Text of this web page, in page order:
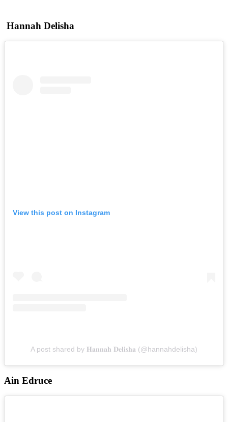
Hannah Delisha
View this post on Instagram
A post shared by 𝐇𝐚𝐧𝐧𝐚𝐡 𝐃𝐞𝐥𝐢𝐬𝐡𝐚 (@hannahdelisha)
Ain Edruce